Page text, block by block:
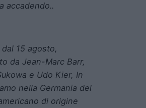
accadendo..
15 agosto,
da Jean-Marc Barr,
e Udo Kier, In
nella Germania del
di origine